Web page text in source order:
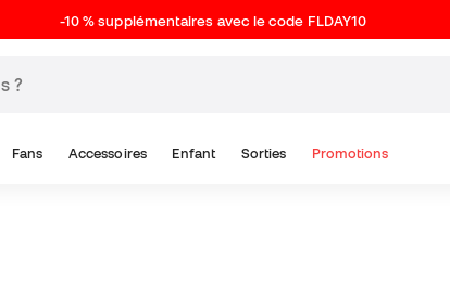
-10 % supplémentaires avec le code FLDAY10
Fans Accessoires Enfant Sorties Promotions